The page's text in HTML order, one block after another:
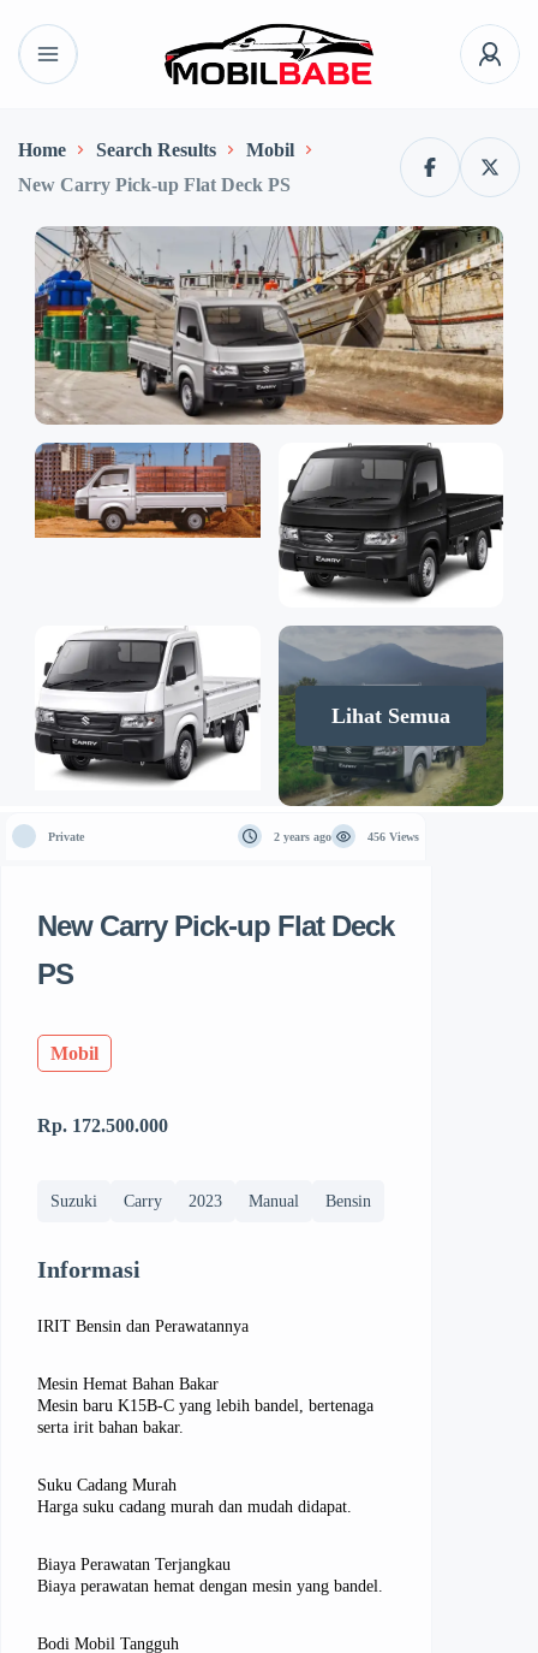
Home Search Results
Mobil
New Carry Pick-up Flat Deck PS
Lihat Semua
Private 2 years ago 456 Views
New Carry Pick-up Flat Deck
PS
Mobil
Rp. 172.500.000
Suzuki Carry 2023 Manual Bensin
Informasi
IRIT Bensin dan Perawatannya
Mesin Hemat Bahan Bakar
Mesin baru K15B-C yang lebih bandel, bertenaga
serta irit bahan bakar.
Suku Cadang Murah
Harga suku cadang murah dan mudah didapat.
Biaya Perawatan Terjangkau
Biaya perawatan hemat dengan mesin yang bandel.
Bodi Mobil Tangguh